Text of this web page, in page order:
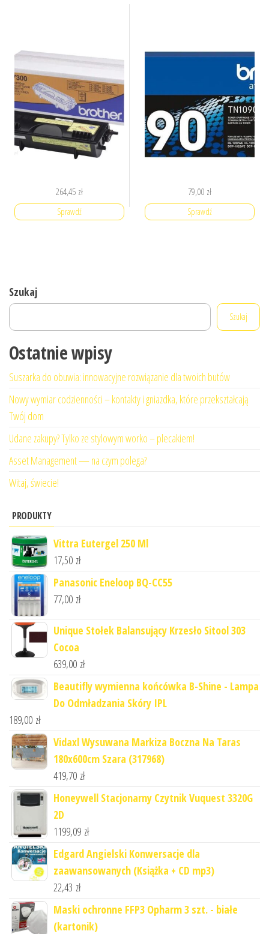
264,45 zł
Sprawdź
79,00 zł
Sprawdź
Szukaj
Szukaj
Ostatnie wpisy
Suszarka do obuwia: innowacyjne rozwiązanie dla twoich butów
Nowy wymiar codzienności – kontakty i gniazdka, które przekształcają
Twój dom
Udane zakupy? Tylko ze stylowym worko – plecakiem!
Asset Management — na czym polega?
Witaj, świecie!
PRODUKTY
Vittra Eutergel 250 Ml
17,50 zł
Panasonic Eneloop BQ-CC55
77,00 zł
Unique Stołek Balansujący Krzesło Sitool 303
Cocoa
639,00 zł
Beautifly wymienna końcówka B-Shine - Lampa
Do Odmładzania Skóry IPL
189,00 zł
Vidaxl Wysuwana Markiza Boczna Na Taras
180x600cm Szara (317968)
419,70 zł
Honeywell Stacjonarny Czytnik Vuquest 3320G
2D
1199,09 zł
Edgard Angielski Konwersacje dla
zaawansowanych (Książka + CD mp3)
22,43 zł
Maski ochronne FFP3 Opharm 3 szt. - białe
(kartonik)